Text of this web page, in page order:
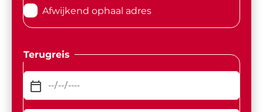
Afwijkend ophaal adres
Terugreis